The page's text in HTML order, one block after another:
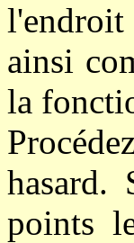
l'endroit
ainsi
la
hasard.
points